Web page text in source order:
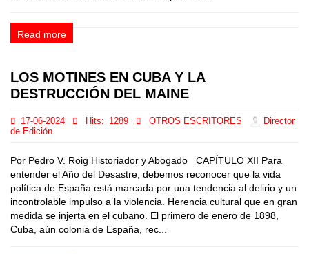
Read more
LOS MOTINES EN CUBA Y LA
DESTRUCCIÓN DEL MAINE
17-06-2024 Hits: 1289 OTROS ESCRITORES
Director
de Edición
Por Pedro V. Roig Historiador y Abogado CAPÍTULO XII Para
entender el Año del Desastre, debemos reconocer que la vida
política de España está marcada por una tendencia al delirio y un
incontrolable impulso a la violencia. Herencia cultural que en gran
medida se injerta en el cubano. El primero de enero de 1898,
Cuba, aún colonia de España, rec...